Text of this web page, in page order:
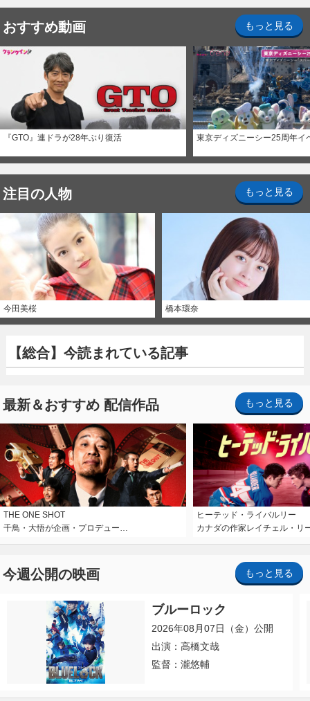
おすすめ動画 もっと見る
『GTO』連ドラが28年ぶり復活 東京ディズニーシー25周年イ
注目の人物 もっと見る
今田美桜 橋本環奈
【総合】今読まれている記事
最新＆おすすめ 配信作品 もっと見る
THE ONE SHOT
千鳥・大悟が企画・プロデュー…
ヒーテッド・ライバルリー
カナダの作家レイチェル・リ
今週公開の映画 もっと見る
ブルーロック
2026年08月07日（金）公開
出演：高橋文哉
監督：瀧悠輔